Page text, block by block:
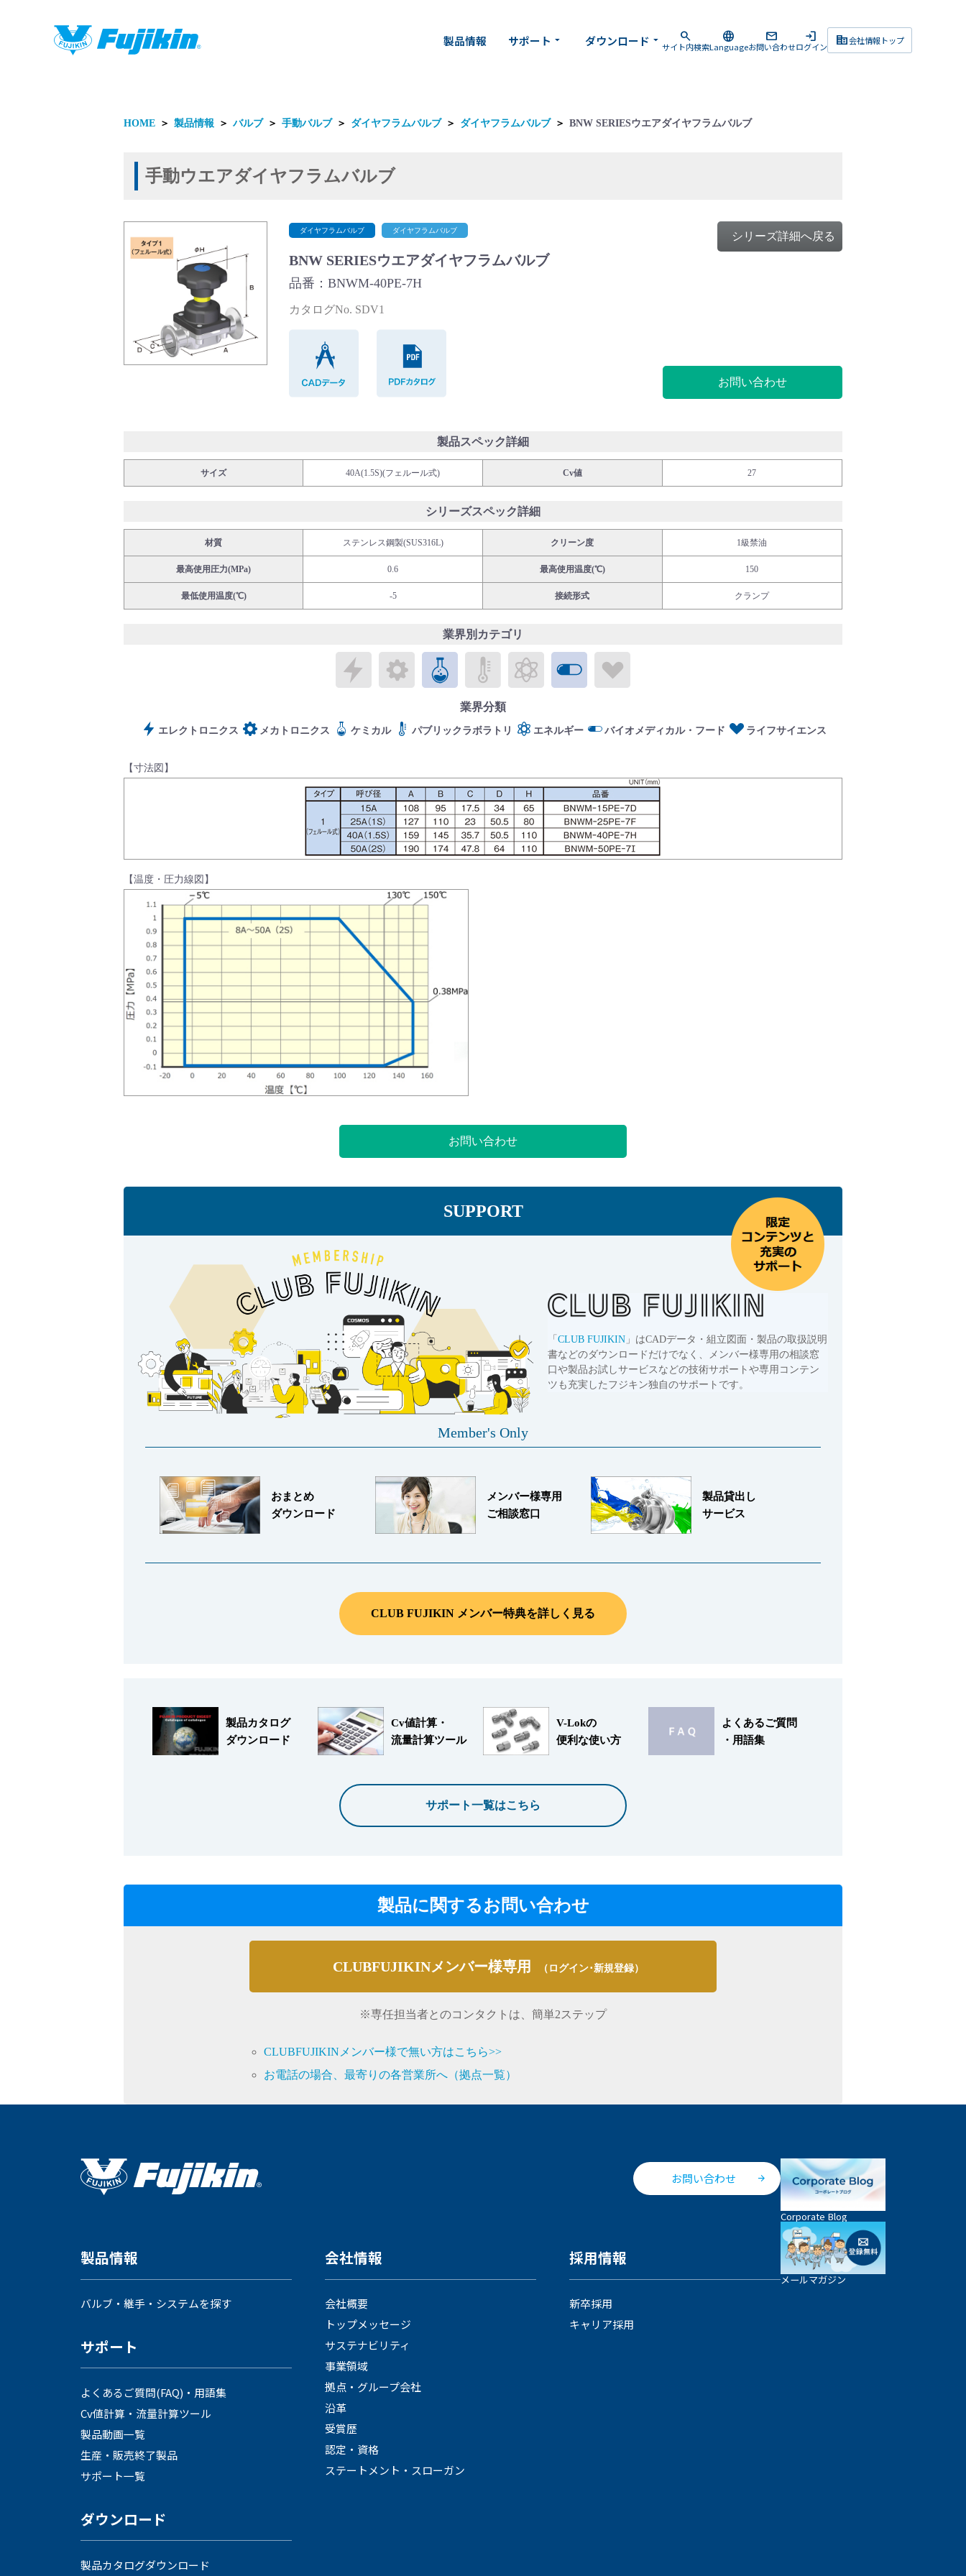
corporate_fare会社情報トップ
search
サイト内検索
language
Language
mail
お問い合わせ
login
ログイン
製品情報 サポート arrow_drop_down ダウンロード arrow_drop_down
製品情報
バルブ・継手・システムを探す
ダウンロード
製品カタログダウンロード
Cv値・流量計算ツール
製品動画一覧
バルブと継手のきほん
ログイン
会社情報
Corporate Blog
製品情報
HOME ＞ 製品情報 ＞ バルブ ＞ 手動バルブ ＞ ダイヤフラムバルブ ＞ ダイヤフラムバルブ ＞ BNW SERIESウエアダイヤフラムバルブ
手動ウエアダイヤフラムバルブ
シリーズ詳細へ戻る
ダイヤフラムバルブ ダイヤフラムバルブ
BNW SERIESウエアダイヤフラムバルブ
品番：BNWM-40PE-7H
カタログNo. SDV1
お問い合わせ
製品スペック詳細
サイズ 40A(1.5S)(フェルール式) Cv値 27
シリーズスペック詳細
材質 ステンレス鋼製(SUS316L) クリーン度 1級禁油
最高使用圧力(MPa) 0.6 最高使用温度(℃) 150
最低使用温度(℃) -5 接続形式 クランプ
業界別カテゴリ
エレクトロニクス
メカトロニクス
ケミカル パブリックラボラトリバイオメディカル・フード
業界分類
エレクトロニクス メカトロニクス ケミカル パブリックラボラトリ エネルギー バイオメディカル・フード ライフサイエンス
【寸法図】
【温度・圧力線図】
お問い合わせ
SUPPORT
「 CLUB FUJIKIN 」はCADデータ・組立図面・製品の取扱説明
書などのダウンロードだけでなく、メンバー様専用の相談窓
口や製品お試しサービスなどの技術サポートや専用コンテン
ツも充実したフジキン独自のサポートです。
Member's Only
おまとめ
ダウンロード
メンバー様専用
ご相談窓口
製品貸出し
サービス
CLUB FUJIKIN メンバー特典を詳しく見る
製品カタログ
ダウンロード
Cv値計算・
流量計算ツール
V-Lokの
便利な使い方
よくあるご質問
・用語集
サポート一覧はこちら
製品に関するお問い合わせ
CLUBFUJIKINメンバー様専用 （ログイン･新規登録）
※専任担当者とのコンタクトは、簡単2ステップ
CLUBFUJIKINメンバー様で無い方はこちら>>
お電話の場合、最寄りの各営業所へ（拠点一覧）
お問い合わせ
製品情報
バルブ・継手・システムを探す
サポート
よくあるご質問(FAQ)・用語集
Cv値計算・流量計算ツール
製品動画一覧
生産・販売終了製品
サポート一覧
ダウンロード
製品カタログダウンロード
会社情報
会社概要
トップメッセージ
サステナビリティ
事業領域
拠点・グループ会社
沿革
受賞歴
認定・資格
ステートメント・スローガン
採用情報
新卒採用
キャリア採用
Corporate Blog
メールマガジン